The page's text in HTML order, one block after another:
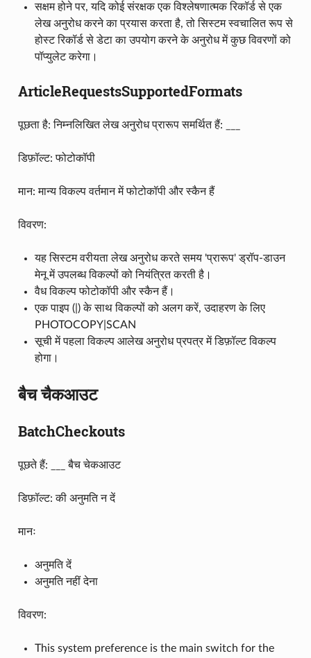
सक्षम होने पर, यदि कोई संरक्षक एक विश्लेषणात्मक रिकॉर्ड से एक
लेख अनुरोध करने का प्रयास करता है, तो सिस्टम स्वचालित रूप से
होस्ट रिकॉर्ड से डेटा का उपयोग करने के अनुरोध में कुछ विवरणों को
पॉप्युलेट करेगा।
ArticleRequestsSupportedFormats
पूछता है: निम्नलिखित लेख अनुरोध प्रारूप समर्थित हैं: ___
डिफ़ॉल्ट: फोटोकॉपी
मान: मान्य विकल्प वर्तमान में फोटोकॉपी और स्कैन हैं
विवरण:
यह सिस्टम वरीयता लेख अनुरोध करते समय 'प्रारूप' ड्रॉप-डाउन
मेनू में उपलब्ध विकल्पों को नियंत्रित करती है।
वैध विकल्प फोटोकॉपी और स्कैन हैं।
एक पाइप (|) के साथ विकल्पों को अलग करें, उदाहरण के लिए
PHOTOCOPY|SCAN
सूची में पहला विकल्प आलेख अनुरोध प्रपत्र में डिफ़ॉल्ट विकल्प
होगा।
बैच चैकआउट
BatchCheckouts
पूछते हैं: ___ बैच चेकआउट
डिफ़ॉल्ट: की अनुमति न दें
मानः
अनुमति दें
अनुमति नहीं देना
विवरण:
This system preference is the main switch for the